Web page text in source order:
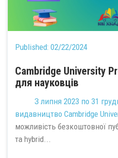
Published: 02/22/2024
Cambridge University
для науковців
З липня 2023 по 31
видавництво Cambridge
можливість безкоштовної
та hybrid...